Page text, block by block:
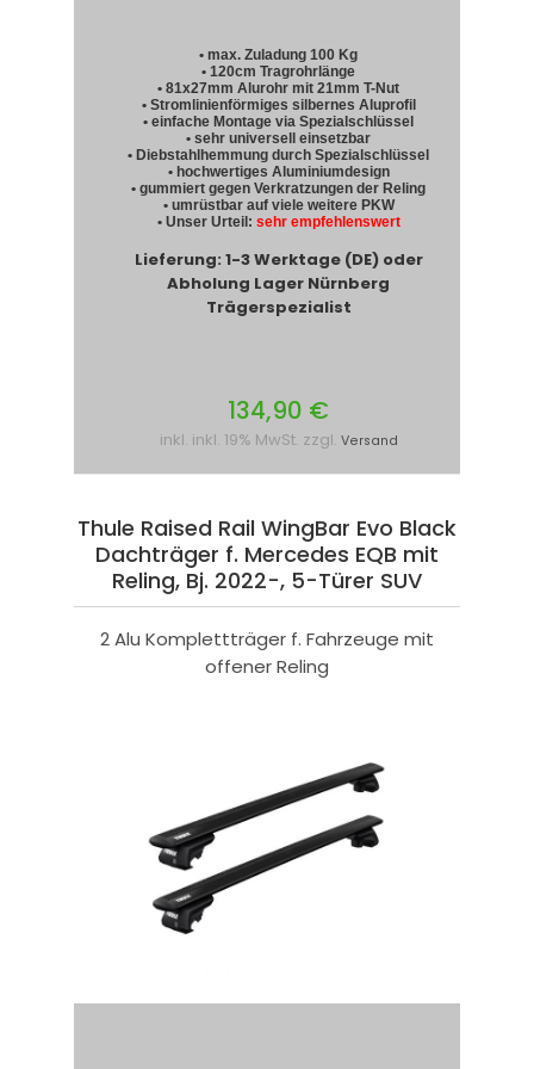
• max. Zuladung 100 Kg
• 120cm Tragrohrlänge
• 81x27mm Alurohr mit 21mm T-Nut
• Stromlinienförmiges silbernes Aluprofil
• einfache Montage via Spezialschlüssel
• sehr universell einsetzbar
• Diebstahlhemmung durch Spezialschlüssel
• hochwertiges Aluminiumdesign
• gummiert gegen Verkratzungen der Reling
• umrüstbar auf viele weitere PKW
• Unser Urteil: sehr empfehlenswert
Lieferung: 1-3 Werktage (DE) oder
Abholung Lager Nürnberg
Trägerspezialist
134,90 €
inkl. inkl. 19% MwSt. zzgl. Versand
Thule Raised Rail WingBar Evo Black
Dachträger f. Mercedes EQB mit
Reling, Bj. 2022-, 5-Türer SUV
2 Alu Komplettträger f. Fahrzeuge mit
offener Reling